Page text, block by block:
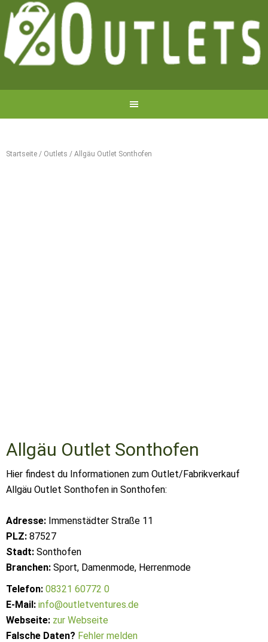
Startseite / Outlets / Allgäu Outlet Sonthofen
Allgäu Outlet Sonthofen
Hier findest du Informationen zum Outlet/Fabrikverkauf
Allgäu Outlet Sonthofen in Sonthofen:
Adresse: Immenstädter Straße 11
PLZ: 87527
Stadt: Sonthofen
Branchen: Sport, Damenmode, Herrenmode
Telefon: 08321 60772 0
E-Mail: info@outletventures.de
Webseite: zur Webseite
Falsche Daten? Fehler melden